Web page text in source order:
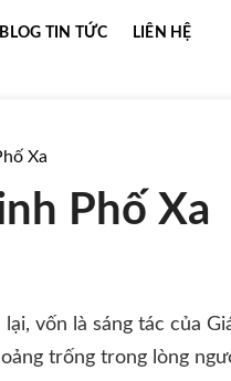
BLOG TIN TỨC LIÊN HỆ
Xa
Phố Xa
vốn là sáng tác của
trống trong lòng